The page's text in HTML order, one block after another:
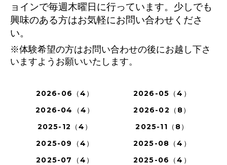
ョインで毎週木曜日に行っています。少しでも
興味のある方はお気軽にお問い合わせくださ
い。
※体験希望の方はお問い合わせの後にお越し下さ
いますようお願いいたします。
2026-06（4）
2026-05（4）
2026-04（4）
2026-02（8）
2025-12（4）
2025-11（8）
2025-09（4）
2025-08（4）
2025-07（4）
2025-06（4）